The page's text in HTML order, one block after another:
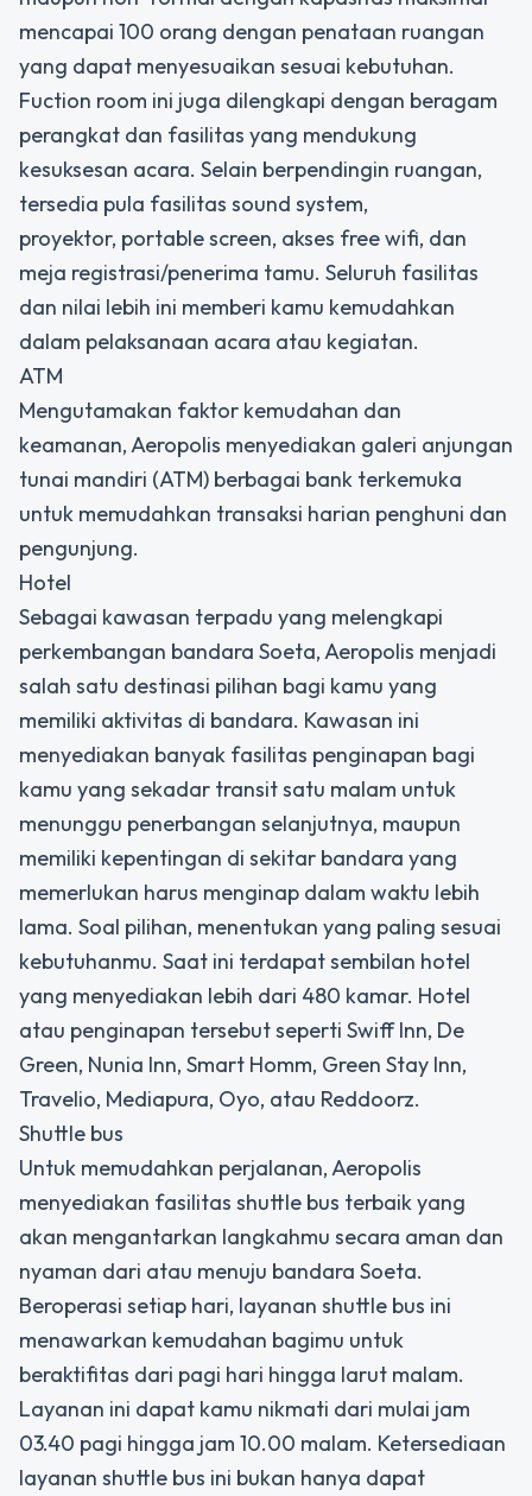
mencapai 100 orang dengan penataan ruangan
yang dapat menyesuaikan sesuai kebutuhan.
Fuction room ini juga dilengkapi dengan beragam
perangkat dan fasilitas yang mendukung
kesuksesan acara. Selain berpendingin ruangan,
tersedia pula fasilitas sound system,
proyektor, portable screen, akses free wifi, dan
meja registrasi/penerima tamu. Seluruh fasilitas
dan nilai lebih ini memberi kamu kemudahkan
dalam pelaksanaan acara atau kegiatan.
ATM
Mengutamakan faktor kemudahan dan
keamanan, Aeropolis menyediakan galeri anjungan
tunai mandiri (ATM) berbagai bank terkemuka
untuk memudahkan transaksi harian penghuni dan
pengunjung.
Hotel
Sebagai kawasan terpadu yang melengkapi
perkembangan bandara Soeta, Aeropolis menjadi
salah satu destinasi pilihan bagi kamu yang
memiliki aktivitas di bandara. Kawasan ini
menyediakan banyak fasilitas penginapan bagi
kamu yang sekadar transit satu malam untuk
menunggu penerbangan selanjutnya, maupun
memiliki kepentingan di sekitar bandara yang
memerlukan harus menginap dalam waktu lebih
lama. Soal pilihan, menentukan yang paling sesuai
kebutuhanmu. Saat ini terdapat sembilan hotel
yang menyediakan lebih dari 480 kamar. Hotel
atau penginapan tersebut seperti Swiff Inn, De
Green, Nunia Inn, Smart Homm, Green Stay Inn,
Travelio, Mediapura, Oyo, atau Reddoorz.
Shuttle bus
Untuk memudahkan perjalanan, Aeropolis
menyediakan fasilitas shuttle bus terbaik yang
akan mengantarkan langkahmu secara aman dan
nyaman dari atau menuju bandara Soeta.
Beroperasi setiap hari, layanan shuttle bus ini
menawarkan kemudahan bagimu untuk
beraktifitas dari pagi hari hingga larut malam.
Layanan ini dapat kamu nikmati dari mulai jam
03.40 pagi hingga jam 10.00 malam. Ketersediaan
layanan shuttle bus ini bukan hanya dapat